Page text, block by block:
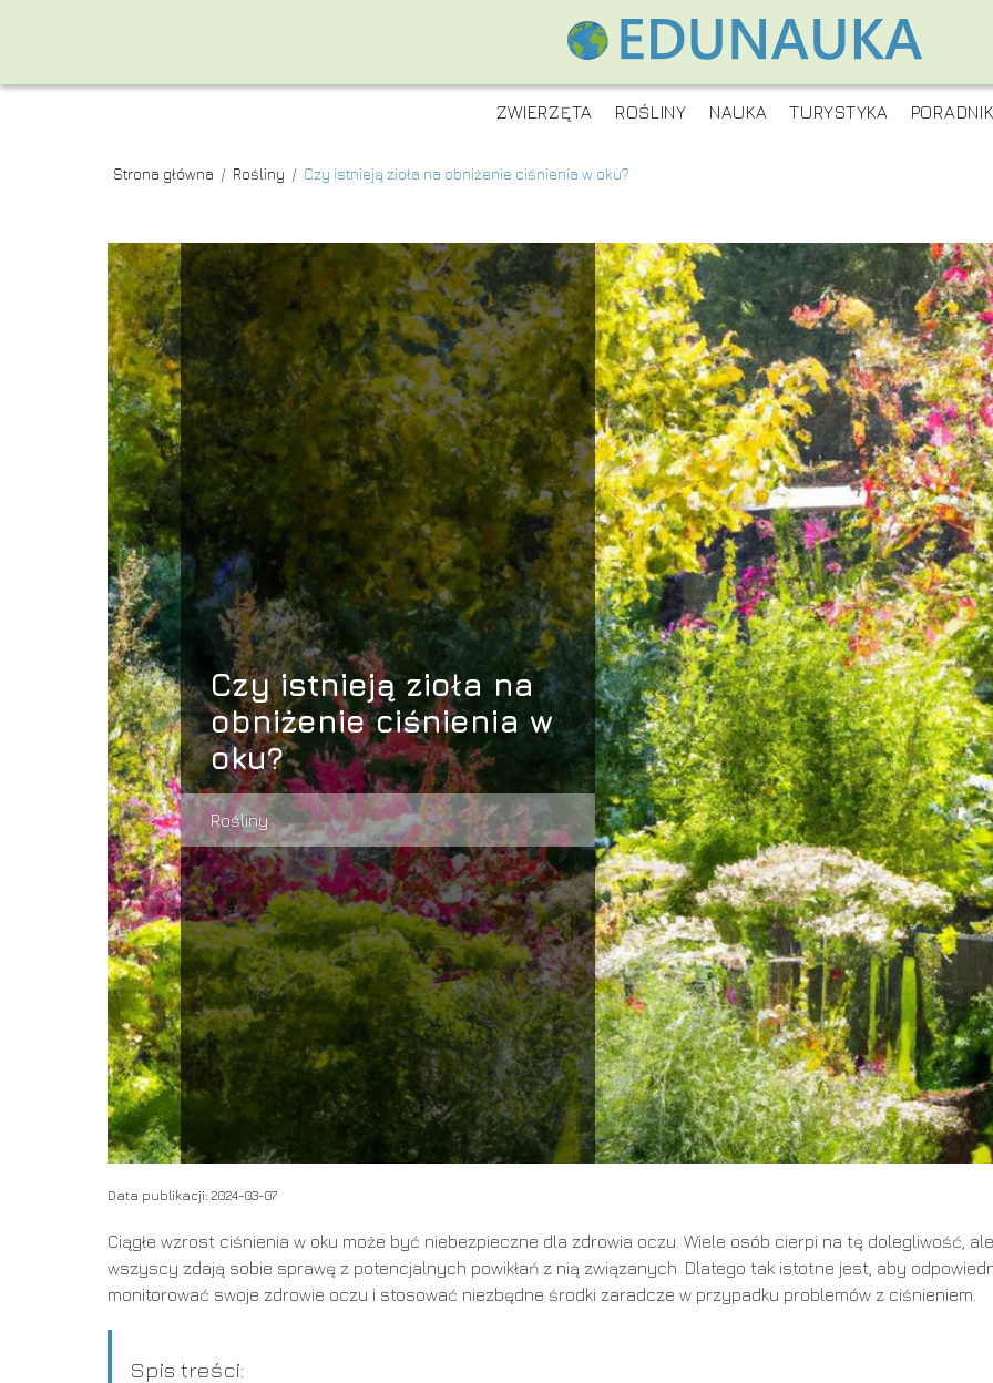
ZWIERZĘTA ROŚLINY NAUKA TURYSTYKA PORADNIK
Strona główna / Rośliny / Czy istnieją zioła na obniżenie ciśnienia w oku?
Czy istnieją zioła na
obniżenie ciśnienia w
oku?
Rośliny
Data publikacji: 2024-03-07
Ciągłe wzrost ciśnienia w oku może być niebezpieczne dla zdrowia oczu. Wiele osób cierpi na tę dolegliwość,
wszyscy zdają sobie sprawę z potencjalnych powikłań z nią związanych. Dlatego tak istotne jest, aby
monitorować swoje zdrowie oczu i stosować niezbędne środki zaradcze w przypadku problemów z ciśnieniem.
Spis treści: